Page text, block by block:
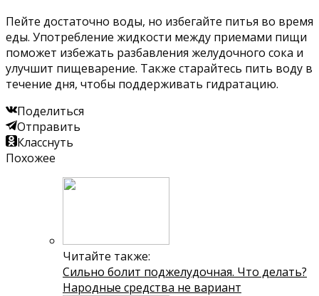
Пейте достаточно воды, но избегайте питья во время
еды. Употребление жидкости между приемами пищи
поможет избежать разбавления желудочного сока и
улучшит пищеварение. Также старайтесь пить воду в
течение дня, чтобы поддерживать гидратацию.
Поделиться
Отправить
Класснуть
Похожее
Читайте также:
Сильно болит поджелудочная. Что делать?
Народные средства не вариант